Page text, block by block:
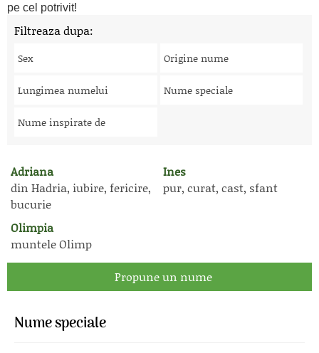
pe cel potrivit!
Filtreaza dupa:
Sex Origine nume
Lungimea numelui Nume speciale
Nume inspirate de
Adriana
din Hadria, iubire, fericire,
bucurie
Ines
pur, curat, cast, sfant
Olimpia
muntele Olimp
Propune un nume
Nume speciale